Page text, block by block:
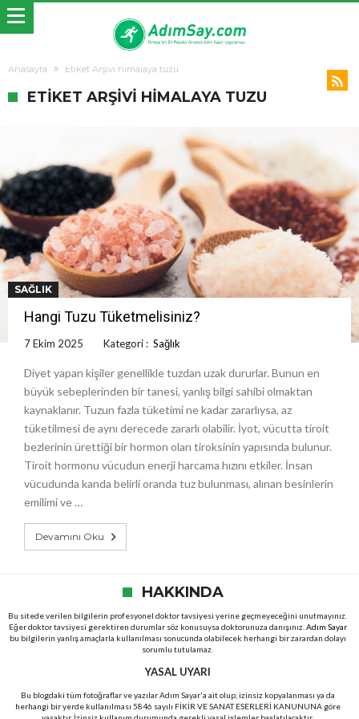
Anasayfa Etiket Arşivi himalaya tuzu
ETIKET ARŞIVI HIMALAYA TUZU
SAĞLIK
Hangi Tuzu Tüketmelisiniz?
7 Ekim 2025 Kategori : Sağlık
Diyet yapan kişiler genellikle tuzdan uzak dururlar. Bunun en
büyük sebeplerinden bir tanesi, yanlış bilgi sahibi olmaktan
kaynaklanır. Tuzun fazla tüketimi ne kadar zararlıysa, az
tüketilmesi de aynı derecede zararlı olabilir. İyot, vücutta tiroit
bezlerinin ürettiği bir hormon olan tiroksinin yapısında bulunur.
Tiroit hormonu vücudun enerji harcama hızını etkiler. İnsan
vücudunda kanda belirli oranda tuz bulunması, alınan besinlerin
emilimi ve …
Devamını Oku
HAKKINDA
Bu sitede verilen bilgilerin profesyonel doktor tavsiyesi yerine geçmeyeceğini unutmayınız.
Eğer doktor tavsiyesi gerektiren durumlar söz konusuysa doktorunuza danışınız. Adım Sayar
bu bilgilerin yanlış amaçlarla kullanılması sonucunda olabilecek herhangi bir zarardan dolayı
sorumlu tutulamaz.
YASAL UYARI
Bu blogdaki tüm fotoğraflar ve yazılar Adım Sayar'a ait olup, izinsiz kopyalanması ya da
herhangi bir yerde kullanılması 5846 sayılı FİKİR VE SANAT ESERLERİ KANUNUNA göre